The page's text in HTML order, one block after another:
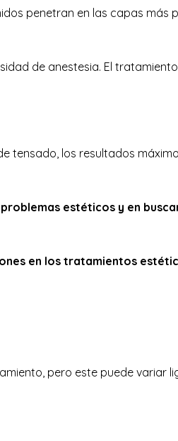
penetran en las capas
de anestesia. El
tensado, los resultados
estéticos y en
en los tratamientos
pero este puede variar